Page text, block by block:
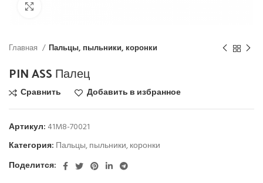
Главная Пальцы, пыльники, коронки
PIN ASS Палец
Сравнить Добавить в избранное
Артикул: 41M8-70021
Категория: Пальцы, пыльники, коронки
Поделится: